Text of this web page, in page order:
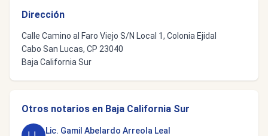
Dirección
Calle Camino al Faro Viejo S/N Local 1, Colonia Ejidal
Cabo San Lucas, CP 23040
Baja California Sur
Otros notarios en Baja California Sur
Lic. Gamil Abelardo Arreola Leal